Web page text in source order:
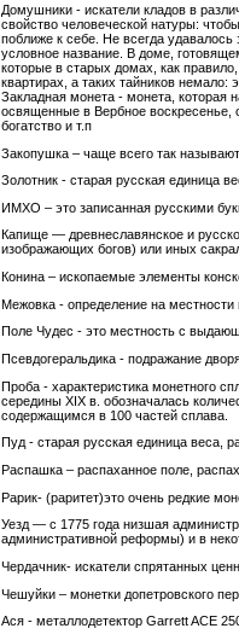
Домушники - искатели кладов в
свойство человеческой натуры:
поближе к себе. Не всегда
условное название. В доме,
которые в старых домах, как
квартирах, а таких тайников немало:
Закладная монета - монета, которая
освященные в Вербное воскресенье,
богатство и т.п
Закопушка – чаще всего так
Золотник - старая русская единица
ИМХО – это записанная русскими
Капище — древнеславянское и
изображающих богов) или иных
Конина – ископаемые элементы
Межовка - определение на
Поле Чудес - это местность с
Псевдогеральдика - подражание
Проба - характеристика монетного
середины XIX в. обозначалась
содержащимся в 100 частей сплава.
Пуд - старая русская единица веса,
Распашка – распаханное поле,
Рарик- (раритет)это очень редкие
Уезд — с 1775 года низшая
административной реформы) и в
Чердачник- искатели спрятанных
Чешуйки – монетки допетровского
Ася - металлодетектор Garrett ACE